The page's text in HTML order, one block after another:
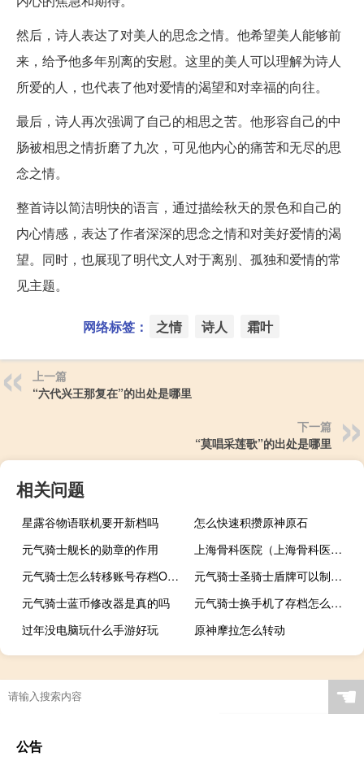
然后，诗人表达了对美人的思念之情。他希望美人能够前
来，给予他多年别离的安慰。这里的美人可以理解为诗人
所爱的人，也代表了他对爱情的渴望和对幸福的向往。
最后，诗人再次强调了自己的相思之苦。他形容自己的中
肠被相思之情折磨了九次，可见他内心的痛苦和无尽的思
念之情。
整首诗以简洁明快的语言，通过描绘秋天的景色和自己的
内心情感，表达了作者深深的思念之情和对美好爱情的渴
望。同时，也展现了明代文人对于离别、孤独和爱情的常
见主题。
网络标签： 之情 诗人 霜叶
上一篇
“六代兴王那复在”的出处是哪里
下一篇
“莫唱采莲歌”的出处是哪里
相关问题
星露谷物语联机要开新档吗
怎么快速积攒原神原石
元气骑士舰长的勋章的作用
上海骨科医院（上海骨科医院）
元气骑士怎么转移账号存档OPPO
元气骑士圣骑士盾牌可以制造吗
元气骑士蓝币修改器是真的吗
元气骑士换手机了存档怎么办小米
过年没电脑玩什么手游好玩
原神摩拉怎么转动
☚
公告